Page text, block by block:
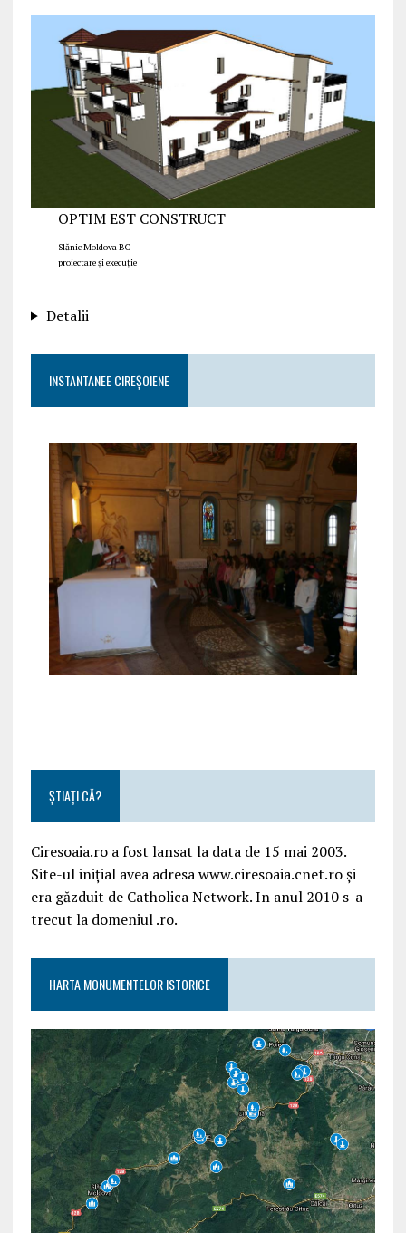
OPTIM EST CONSTRUCT
Slănic Moldova BC
proiectare și execuție
Detalii
INSTANTANEE CIREȘOIENE
ȘTIAȚI CĂ?
Ciresoaia.ro a fost lansat la data de 15 mai 2003.
Site-ul inițial avea adresa www.ciresoaia.cnet.ro și
era găzduit de Catholica Network. In anul 2010 s-a
trecut la domeniul .ro.
HARTA MONUMENTELOR ISTORICE